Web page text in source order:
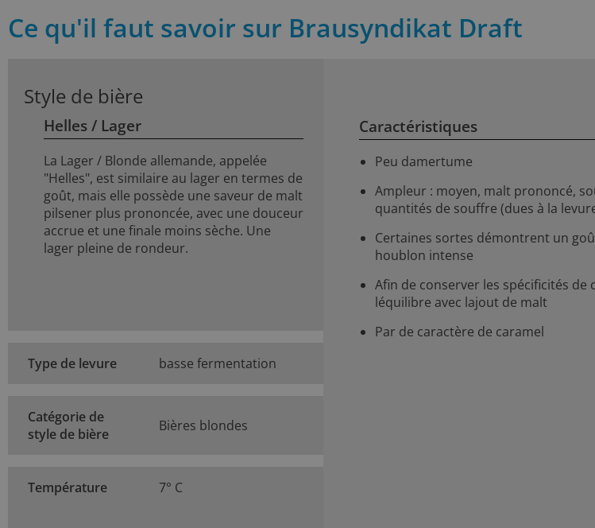
Ce qu'il faut savoir sur Brausyndikat Draft
Style de bière
Helles / Lager
La Lager / Blonde allemande, appelée
"Helles", est similaire au lager en termes de
goût, mais elle possède une saveur de malt
pilsener plus prononcée, avec une douceur
accrue et une finale moins sèche. Une
lager pleine de rondeur.
Type de levure basse fermentation
Catégorie de
style de bière
Bières blondes
Température 7° C
Caractéristiques
Peu damertume
Ampleur : moyen, malt prononcé,
quantités de souffre (dues à la
Certaines sortes démontrent un
houblon intense
Afin de conserver les spécificités de
léquilibre avec lajout de malt
Par de caractère de caramel